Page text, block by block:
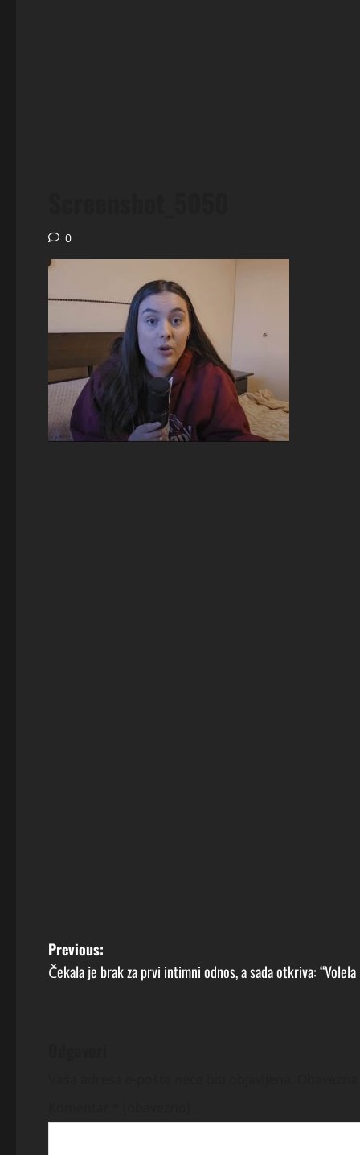
0
P
o
a
Previous:
Čekala je brak za prvi intimni odnos, a sada otkriva: